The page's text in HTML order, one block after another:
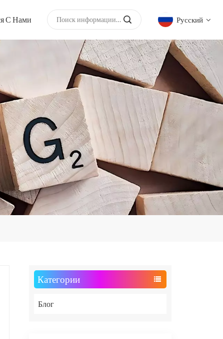
С Нами Русский
English
русский
español
العربية
Категории
Блог